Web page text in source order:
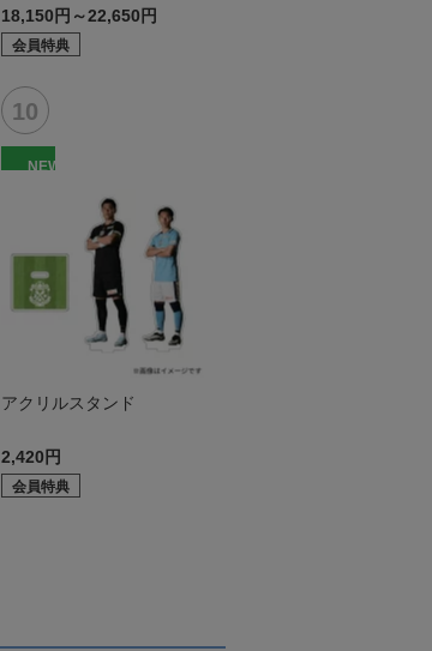
モデル:FP1st
18,150円～22,650円
会員特典
NEW
アクリルスタンド
2,420円
会員特典